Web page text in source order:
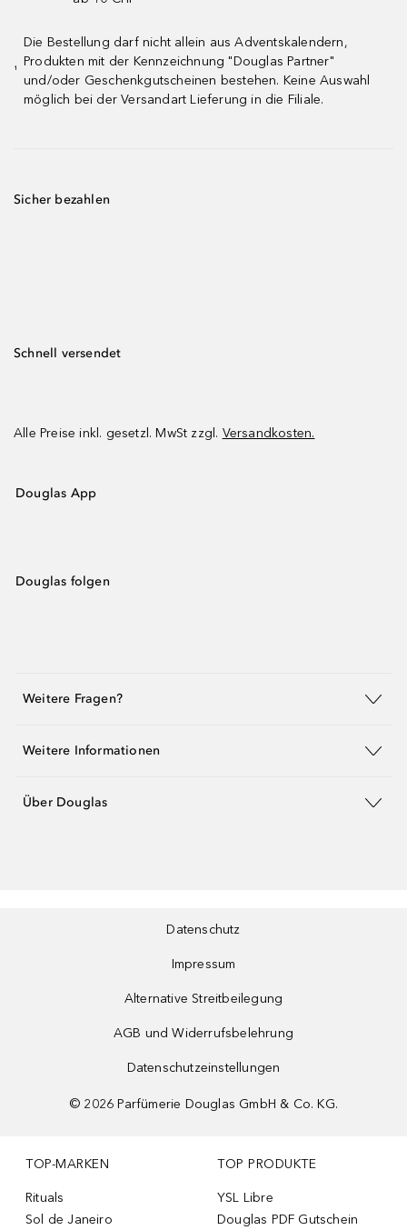
¹
Die Bestellung darf nicht allein aus Adventskalendern,
Produkten mit der Kennzeichnung "Douglas Partner"
und/oder Geschenkgutscheinen bestehen. Keine Auswahl
möglich bei der Versandart Lieferung in die Filiale.
Sicher bezahlen
Schnell versendet
Alle Preise inkl. gesetzl. MwSt zzgl. Versandkosten.
Douglas App
Douglas folgen
Weitere Fragen?
Weitere Informationen
Über Douglas
Datenschutz
Impressum
Alternative Streitbeilegung
AGB und Widerrufsbelehrung
Datenschutzeinstellungen
© 2026 Parfümerie Douglas GmbH & Co. KG.
TOP-MARKEN
Rituals
Sol de Janeiro
TOP PRODUKTE
YSL Libre
Douglas PDF Gutschein